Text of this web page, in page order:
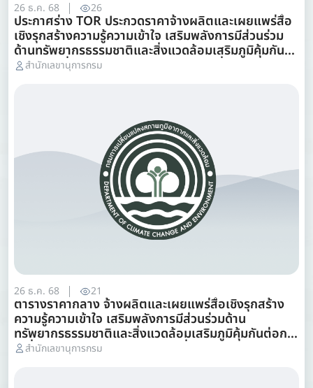
26 ธ.ค. 68 26
ประกาศร่าง TOR ประกวดราคาจ้างผลิตและเผยแพร่สื่อ
เชิงรุกสร้างความรู้ความเข้าใจ เสริมพลังการมีส่วนร่วม
ด้านทรัพยากรธรรมชาติและสิ่งแวดล้อมเสริมภูมิคุ้มกัน
ต่อการเปลี่ยนแปลงสภาพภูมิอากาศผ่านสื่อยอดนิยม
สำนักเลขานุการกรม
26 ธ.ค. 68 21
ตารางราคากลาง จ้างผลิตและเผยแพร่สื่อเชิงรุกสร้าง
ความรู้ความเข้าใจ เสริมพลังการมีส่วนร่วมด้าน
ทรัพยากรธรรมชาติและสิ่งแวดล้อมเสริมภูมิคุ้มกันต่อการ
เปลี่ยนแปลงสภาพภูมิอากาศผ่านสื่อยอดนิยม
สำนักเลขานุการกรม